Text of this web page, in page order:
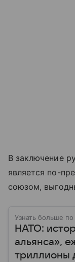
В заключение
является по-
союзом,
Узнать больше
НАТО:
альянса»,
триллионы